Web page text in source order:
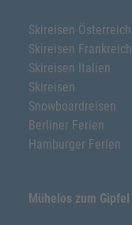
Skireisen Österreich
Skireisen Frankreich
Skireisen Italien
Skireisen
Snowboardreisen
Berliner Ferien
Hamburger Ferien
Mühelos zum Gipfel